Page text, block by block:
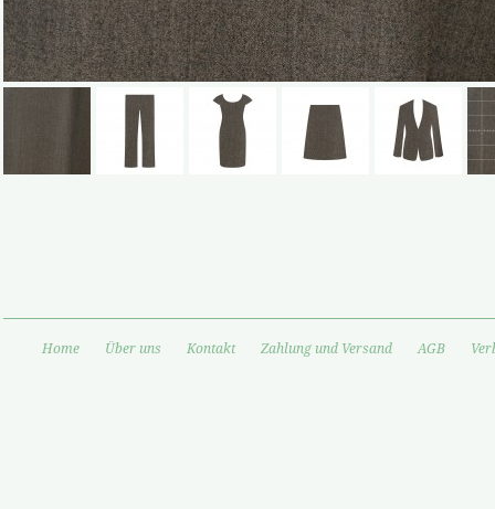
Home Über uns Kontakt Zahlung und Versand AGB